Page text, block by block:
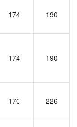
174 190
174 190
170 226